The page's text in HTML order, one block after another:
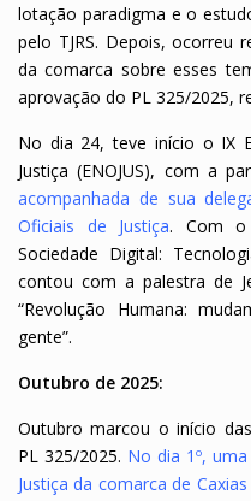
lotação paradigma e o
pelo TJRS. Depois, ocorreu
da comarca sobre esses
aprovação do PL 325/2025,
No dia 24, teve início o IX
Justiça (ENOJUS), com a
acompanhada de sua
Oficiais de Justiça. Com o
Sociedade Digital:
contou com a palestra de
“Revolução Humana:
gente”.
Outubro de 2025:
Outubro marcou o início
PL 325/2025. No dia 1º,
Justiça da comarca de